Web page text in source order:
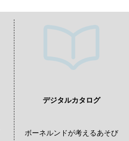
デジタルカタログ
ボーネルンドが考えるあそび